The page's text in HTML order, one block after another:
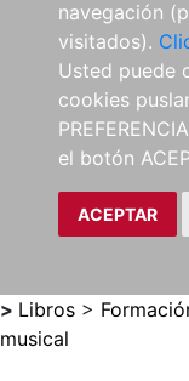
navegación
visitados).
Usted puede
cookies
el botón
ACEPTAR
> Libros >
musical